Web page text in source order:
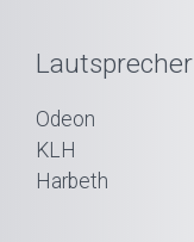
Lautsprecher
Odeon
KLH
Harbeth